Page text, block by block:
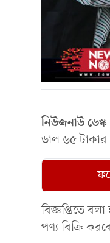
নিউজনাউ
ডাল ৬৫ টাকার
বিজ্ঞপ্তিতে
পণ্য বিক্রি